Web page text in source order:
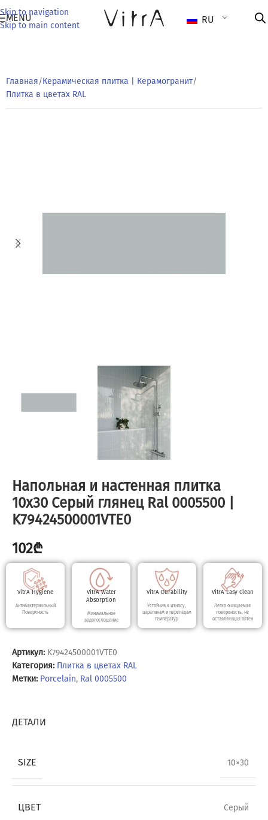
Skip to navigation
Skip to main content
MENU RU
Главная/Керамическая плитка | Керамогранит/
Плитка в цветах RAL
Напольная и настенная плитка
10х30 Серый глянец Ral 0005500 |
K79424500001VTE0
102₾
VitrA Hygiene
Антибактериальный
Поверхность
VitrA Water
Absorption
Минимальное
водопоглощение
VitrA Durability
Устойчив к износу,
царапинам и перепадам
температур
VitrA Easy Clean
Легко очищаемая
поверхность, не
оставляющая пятен
Артикул: K79424500001VTE0
Категория: Плитка в цветах RAL
Метки: Porcelain, Ral 0005500
ДЕТАЛИ
SIZE 10×30
ЦВЕТ Серый